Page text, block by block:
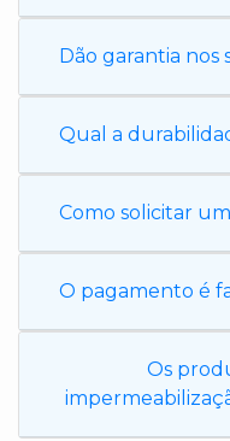
Dão garantia nos
Qual a
Como solicitar
O pagamento é
Os